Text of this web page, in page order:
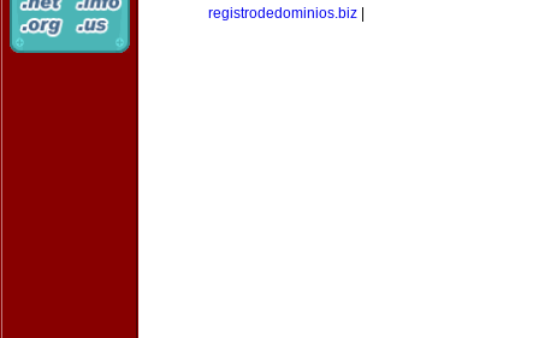
registrodedominios.biz|